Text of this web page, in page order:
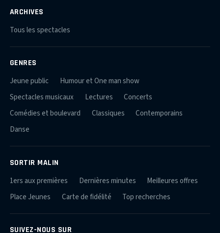
ARCHIVES
Tous les spectacles
GENRES
Jeune public
Humour et One man show
Spectacles musicaux
Lectures
Concerts
Comédies et boulevard
Classiques
Contemporains
Danse
SORTIR MALIN
1ers aux premières Dernières minutes
Meilleures offres
Place Jeunes
Carte de fidélité Top recherches
SUIVEZ-NOUS SUR